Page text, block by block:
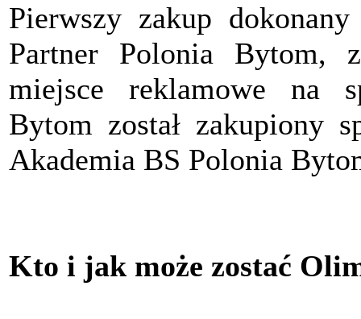
Pierwszy zakup
Partner Polonia Bytom,
miejsce reklamowe na
Bytom został zakupiony
Akademia BS Polonia
Kto i jak może zostać